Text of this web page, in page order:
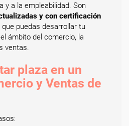
y a la empleabilidad. Son
y con certificación
puedas desarrollar tu
ámbito del comercio, la
ventas.
plaza en un
y Ventas de